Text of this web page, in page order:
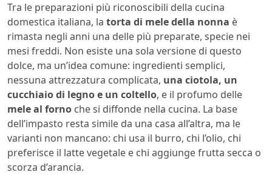
Tra le preparazioni più riconoscibili della cucina
domestica italiana, la torta di mele della nonna è
rimasta negli anni una delle più preparate, specie nei
mesi freddi. Non esiste una sola versione di questo
dolce, ma un’idea comune: ingredienti semplici,
nessuna attrezzatura complicata, una ciotola, un
cucchiaio di legno e un coltello, e il profumo delle
mele al forno che si diffonde nella cucina. La base
dell’impasto resta simile da una casa all’altra, ma le
varianti non mancano: chi usa il burro, chi l’olio, chi
preferisce il latte vegetale e chi aggiunge frutta secca o
scorza d’arancia.